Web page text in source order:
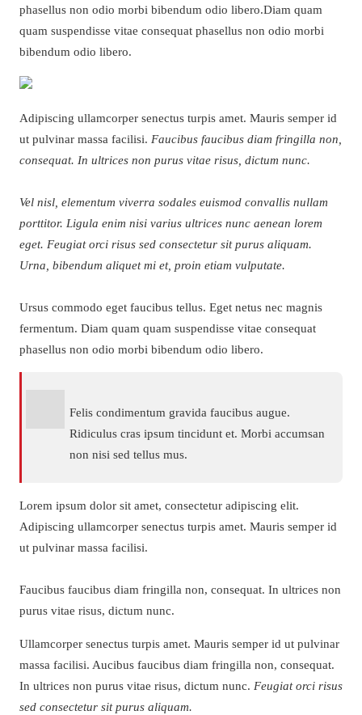
phasellus non odio morbi bibendum odio libero.Diam quam
quam suspendisse vitae consequat phasellus non odio morbi
bibendum odio libero.
Adipiscing ullamcorper senectus turpis amet. Mauris semper id
ut pulvinar massa facilisi. Faucibus faucibus diam fringilla non,
consequat. In ultrices non purus vitae risus, dictum nunc.
Vel nisl, elementum viverra sodales euismod convallis nullam
porttitor. Ligula enim nisi varius ultrices nunc aenean lorem
eget. Feugiat orci risus sed consectetur sit purus aliquam.
Urna, bibendum aliquet mi et, proin etiam vulputate.
Ursus commodo eget faucibus tellus. Eget netus nec magnis
fermentum. Diam quam quam suspendisse vitae consequat
phasellus non odio morbi bibendum odio libero.
Felis condimentum gravida faucibus augue.
Ridiculus cras ipsum tincidunt et. Morbi accumsan
non nisi sed tellus mus.
Lorem ipsum dolor sit amet, consectetur adipiscing elit.
Adipiscing ullamcorper senectus turpis amet. Mauris semper id
ut pulvinar massa facilisi.
Faucibus faucibus diam fringilla non, consequat. In ultrices non
purus vitae risus, dictum nunc.
Ullamcorper senectus turpis amet. Mauris semper id ut pulvinar
massa facilisi. Aucibus faucibus diam fringilla non, consequat.
In ultrices non purus vitae risus, dictum nunc. Feugiat orci risus
sed consectetur sit purus aliquam.